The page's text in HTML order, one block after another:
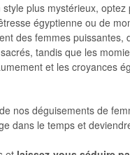
plus mystérieux, optez
égyptienne ou de
des femmes puissantes,
tandis que les
et les croyances
nos déguisements de
dans le temps et